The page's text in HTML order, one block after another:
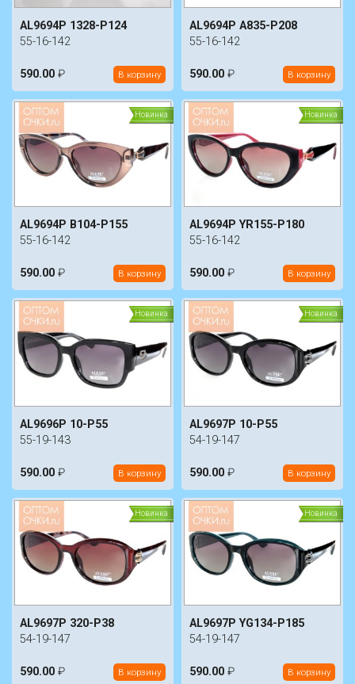
AL9694P 1328-P124
55-16-142
590.00 ₽ В корзину
AL9694P A835-P208
55-16-142
590.00 ₽ В корзину
Новинка
AL9694P B104-P155
55-16-142
590.00 ₽ В корзину
Новинка
AL9694P YR155-P180
55-16-142
590.00 ₽ В корзину
Новинка
AL9696P 10-P55
55-19-143
590.00 ₽ В корзину
Новинка
AL9697P 10-P55
54-19-147
590.00 ₽ В корзину
Новинка
AL9697P 320-P38
54-19-147
590.00 ₽ В корзину
Новинка
AL9697P YG134-P185
54-19-147
590.00 ₽ В корзину